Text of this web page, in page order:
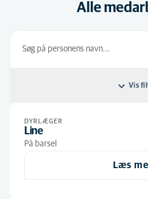
Alle
Vis
Filtrer efter: Standard
Standard
Alle jobroller
DYRLÆGER
Line
På barsel
Læs